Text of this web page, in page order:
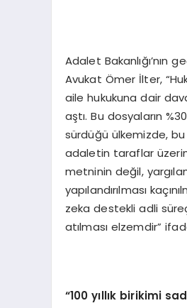
Adalet Bakanlığı’nın
Avukat Ömer İlter,
aile hukukuna dair
aştı. Bu dosyaların
sürdüğü ülkemizde, bu
adaletin taraflar
metninin değil,
yapılandırılması
zeka destekli adli
atılması elzemdir”
“100 yıllık birikimi